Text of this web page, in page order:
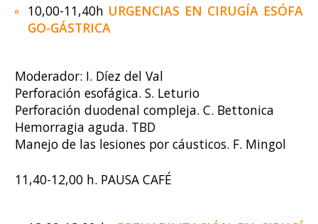
10,00-11,40h URGENCIAS EN CIRUGÍA ESÓFA
GO-GÁSTRICA
Moderador: I. Díez del Val
Perforación esofágica. S. Leturio
Perforación duodenal compleja. C. Bettonica
Hemorragia aguda. TBD
Manejo de las lesiones por cáusticos. F. Mingol
11,40-12,00 h. PAUSA CAFÉ